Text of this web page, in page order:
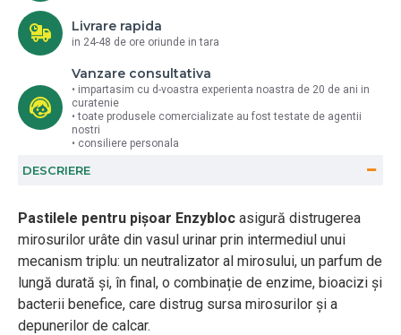
Livrare rapida
in 24-48 de ore oriunde in tara
Vanzare consultativa
• impartasim cu d-voastra experienta noastra de 20 de ani in
curatenie
• toate produsele comercializate au fost testate de agentii
nostri
• consiliere personala
DESCRIERE
Pastilele pentru pișoar Enzybloc asigură distrugerea
mirosurilor urâte din vasul urinar prin intermediul unui
mecanism triplu: un neutralizator al mirosului, un parfum de
lungă durată și, în final, o combinație de enzime, bioacizi și
bacterii benefice, care distrug sursa mirosurilor și a
depunerilor de calcar.